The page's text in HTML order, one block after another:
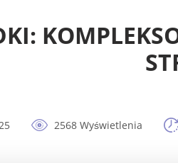
2568 Wyświetlenia